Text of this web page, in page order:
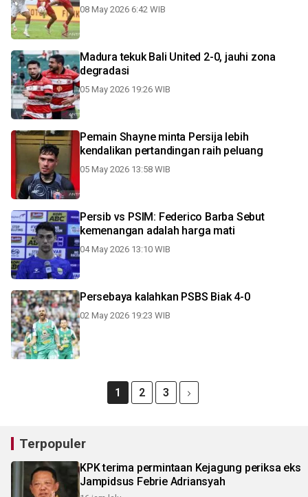
08 May 2026 6:42 WIB
Madura tekuk Bali United 2-0, jauhi zona
degradasi
05 May 2026 19:26 WIB
Pemain Shayne minta Persija lebih
kendalikan pertandingan raih peluang
05 May 2026 13:58 WIB
Persib vs PSIM: Federico Barba Sebut
kemenangan adalah harga mati
04 May 2026 13:10 WIB
Persebaya kalahkan PSBS Biak 4-0
02 May 2026 19:23 WIB
1 2 3
Terpopuler
KPK terima permintaan Kejagung periksa eks
Jampidsus Febrie Adriansyah